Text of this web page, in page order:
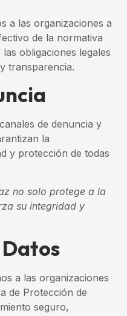
a las organizaciones a
de la normativa
obligaciones legales
transparencia.
de denuncia y
la
y protección de todas
no solo protege a la
su integridad y
a las organizaciones
de Protección de
seguro,